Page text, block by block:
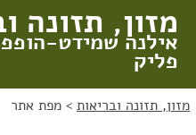
מזון, תזונה
אילנה שמידט-
פליק
מזון, תזונה ובריאות > מפת אתר